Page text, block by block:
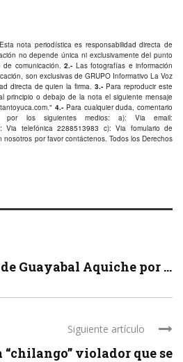
Esta nota periodística es responsabilidad directa de
no depende única ni exclusivamente del punto
de comunicación.2.- Las fotografías e información
son exclusivas de GRUPO Informativo La Voz
directa de quien la firma.3.- Para reproducir este
principio o debajo de la nota el siguiente mensaje
." 4.- Para cualquier duda, comentario
por los siguientes medios: a): Via email:
Via telefónica 2288513983 c): Via fomulario de
nosotros por favorcontáctenos. Todos los Derechos
Guayabal Aquiche por ...
Siguiente artículo
“chilango” violador que se